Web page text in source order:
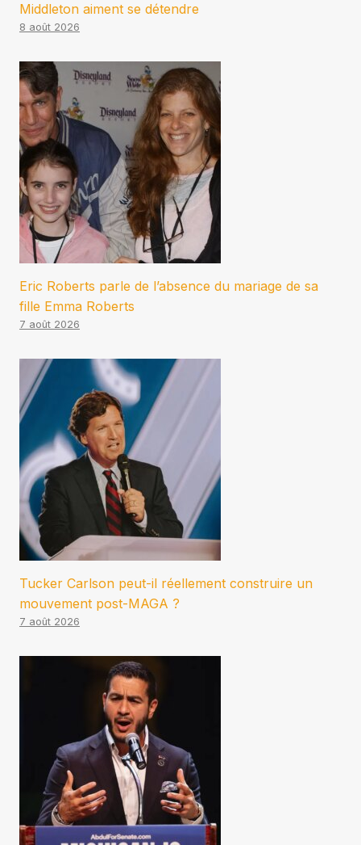
Middleton aiment se détendre
8 août 2026
Eric Roberts parle de l’absence du mariage de sa
fille Emma Roberts
7 août 2026
Tucker Carlson peut-il réellement construire un
mouvement post-MAGA ?
7 août 2026